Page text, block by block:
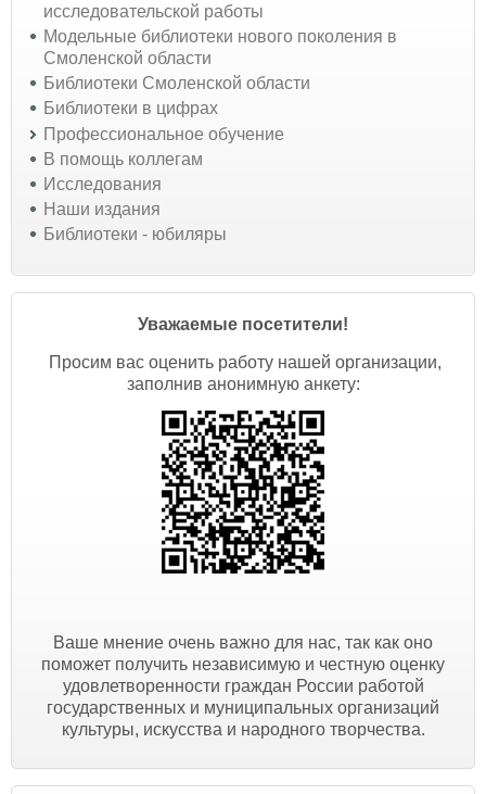
исследовательской работы
Модельные библиотеки нового поколения в
Смоленской области
Библиотеки Смоленской области
Библиотеки в цифрах
Профессиональное обучение
В помощь коллегам
Исследования
Наши издания
Библиотеки - юбиляры
Уважаемые посетители!
Просим вас оценить работу нашей организации,
заполнив анонимную анкету:
Ваше мнение очень важно для нас, так как оно
поможет получить независимую и честную оценку
удовлетворенности граждан России работой
государственных и муниципальных организаций
культуры, искусства и народного творчества.